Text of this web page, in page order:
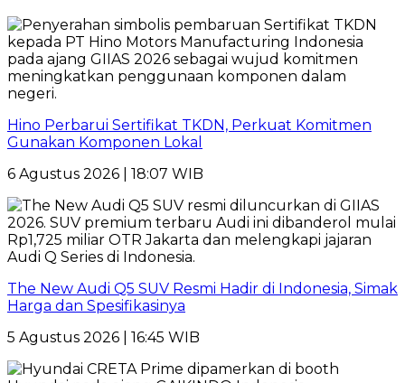
Hino Perbarui Sertifikat TKDN, Perkuat Komitmen
Gunakan Komponen Lokal
6 Agustus 2026 | 18:07 WIB
The New Audi Q5 SUV Resmi Hadir di Indonesia, Simak
Harga dan Spesifikasinya
5 Agustus 2026 | 16:45 WIB